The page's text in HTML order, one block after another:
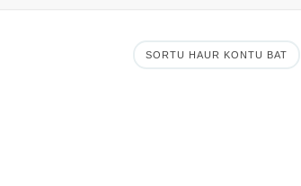
SORTU HAUR KONTU BAT